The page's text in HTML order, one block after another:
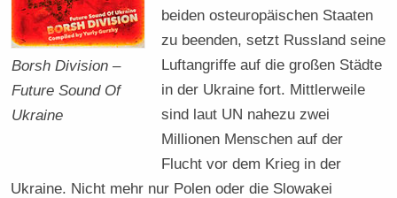
Borsh Division –
Future Sound Of
Ukraine
beiden osteuropäischen Staaten
zu beenden, setzt Russland seine
Luftangriffe auf die großen Städte
in der Ukraine fort. Mittlerweile
sind laut UN nahezu zwei
Millionen Menschen auf der
Flucht vor dem Krieg in der
Ukraine. Nicht mehr nur Polen oder die Slowakei